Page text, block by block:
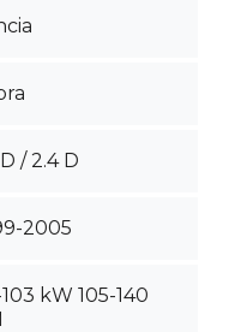
/ 2.4 D
2005
kW 105-140